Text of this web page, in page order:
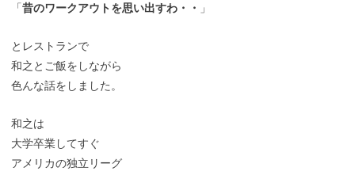
「昔のワークアウトを思い出すわ・・ 」
とレストランで
和之とご飯をしながら
色んな話をしました。
和之は
大学卒業してすぐ
アメリカの独立リーグ